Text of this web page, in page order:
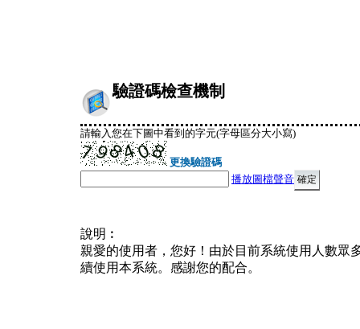
驗證碼檢查機制
請輸入您在下圖中看到的字元(字母區分大小寫)
更換驗證碼
播放圖檔聲音
說明︰
親愛的使用者，您好！由於目前系統使用人數眾
續使用本系統。感謝您的配合。